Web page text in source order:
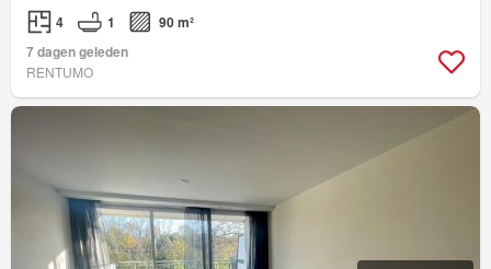
4 1
90 m²
7 dagen geleden
RENTUMO